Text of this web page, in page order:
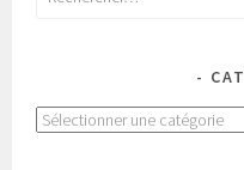
Catégories